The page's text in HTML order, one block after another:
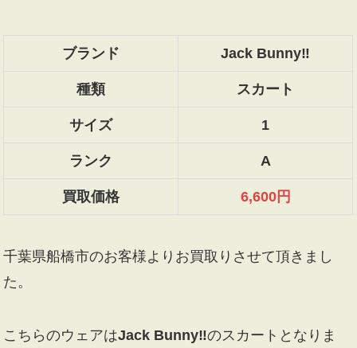
ブランド Jack Bunny‼
種類 スカート
サイズ 1
ランク A
買取価格 6,600円
千葉県船橋市のお客様よりお買取りさせて頂きまし
た。
こちらのウェアはJack Bunny‼のスカートとなりま